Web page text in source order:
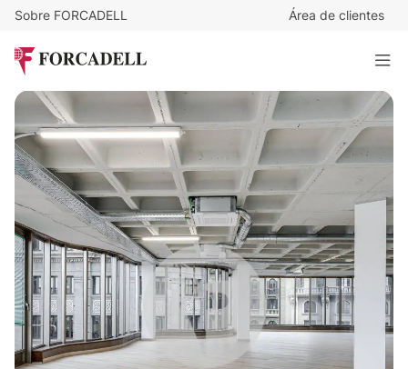
Sobre FORCADELL Área de clientes
VIA LAIETANA
360 m²